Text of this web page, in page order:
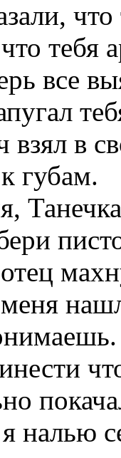
что
тебя
все
взял в
губам.
налью